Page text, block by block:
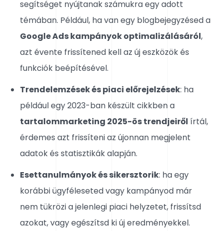
segítséget nyújtanak számukra egy adott
témában. Például, ha van egy blogbejegyzésed a
Google Ads kampányok optimalizálásáról,
azt évente frissítened kell az új eszközök és
funkciók beépítésével.
Trendelemzések és piaci előrejelzések: ha
például egy 2023-ban készült cikkben a
tartalommarketing 2025-ös trendjeiről írtál,
érdemes azt frissíteni az újonnan megjelent
adatok és statisztikák alapján.
Esettanulmányok és sikersztorik: ha egy
korábbi ügyféleseted vagy kampányod már
nem tükrözi a jelenlegi piaci helyzetet, frissítsd
azokat, vagy egészítsd ki új eredményekkel.